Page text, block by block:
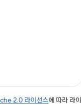
2.0 라이선스에 따라 라이